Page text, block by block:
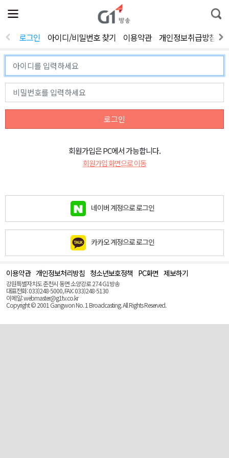
전
체
뉴
열
통
합
색
로그인 아이디/비밀번호 찾기 이용약관 개인정보취급방침
로그인
회원가입은 PC에서 가능합니다.
회원가입 화면으로 이동
네이버 계정으로 로그인
카카오 계정으로 로그인
이용약관 개인정보처리방침 청소년보호정책 PC화면 제보하기
강원특별자치도 춘천시 동면 소양강로 274 G1방송
대표전화: 033)248-5000, FAX: 033)248-5130
이메일: webmaster@g1tv.co.kr
Copyright © 2001 Gangwon No. 1 Broadcasting. All Rights Reserved.